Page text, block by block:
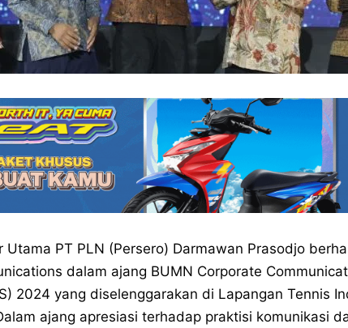
PT PLN (Persero) Darmawan Prasodjo
dalam ajang BUMN Corporate
2024 yang diselenggarakan di Lapangan Tennis
ajang apresiasi terhadap praktisi komunikasi